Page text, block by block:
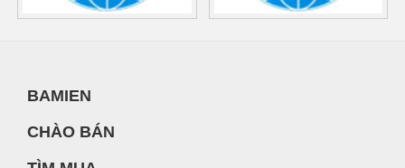
BAMIEN
CHÀO BÁN